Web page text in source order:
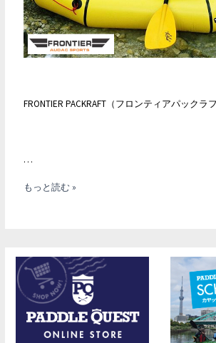
FRONTIER PACKRAFT（フロンティアパックラフ
…
FRONTIER
もっと読む »